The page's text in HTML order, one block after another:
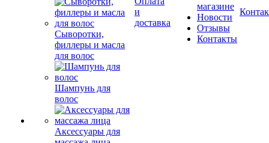
Сыворотки,
филлеры и масла
для волос
Шампунь для
волос
Аксессуары для
Оплата
и
О
магазине
Новости
Отзывы